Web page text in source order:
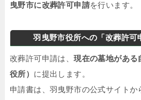
曳野市に改葬許可申請を行います。
羽曳野市役所への「改葬許可
改葬許可申請は、現在の墓地がある
役所） に提出します。
申請書は、羽曳野市の公式サイトか